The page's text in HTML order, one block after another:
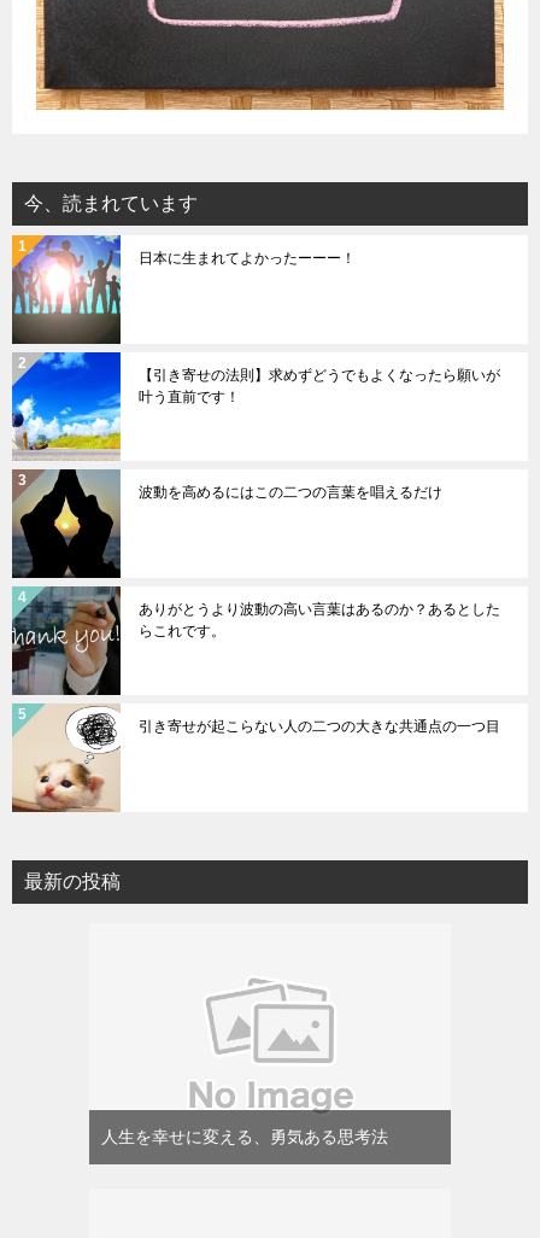
今、読まれています
日本に生まれてよかったーーー！
【引き寄せの法則】求めずどうでもよくなったら願いが
叶う直前です！
波動を高めるにはこの二つの言葉を唱えるだけ
ありがとうより波動の高い言葉はあるのか？あるとした
らこれです。
引き寄せが起こらない人の二つの大きな共通点の一つ目
最新の投稿
人生を幸せに変える、勇気ある思考法